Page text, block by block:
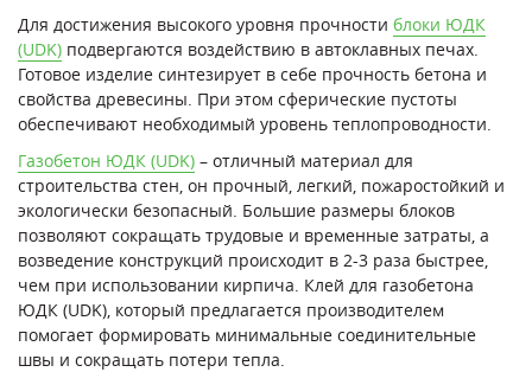
Для достижения высокого уровня прочности блоки ЮДК
(UDK) подвергаются воздействию в автоклавных печах.
Готовое изделие синтезирует в себе прочность бетона и
свойства древесины. При этом сферические пустоты
обеспечивают необходимый уровень теплопроводности.
Газобетон ЮДК (UDK) – отличный материал для
строительства стен, он прочный, легкий, пожаростойкий и
экологически безопасный. Большие размеры блоков
позволяют сокращать трудовые и временные затраты, а
возведение конструкций происходит в 2-3 раза быстрее,
чем при использовании кирпича. Клей для газобетона
ЮДК (UDK), который предлагается производителем
помогает формировать минимальные соединительные
швы и сокращать потери тепла.